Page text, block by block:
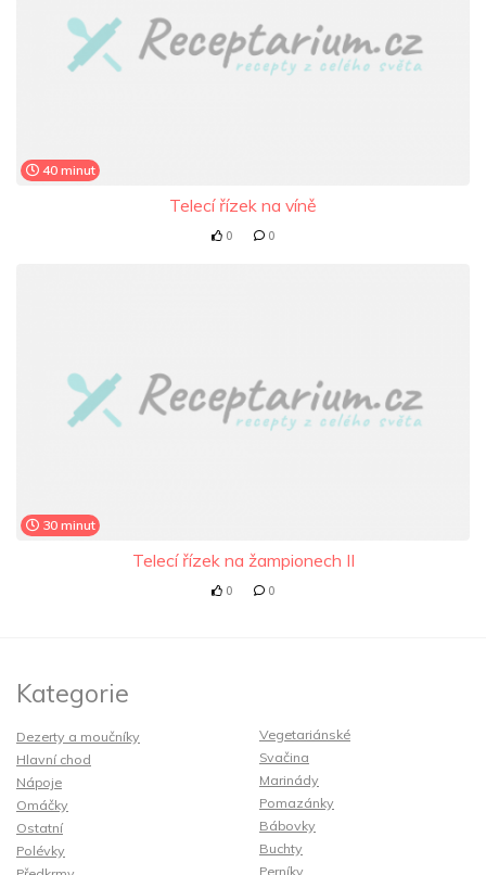
40 minut
Telecí řízek na víně
0 0
30 minut
Telecí řízek na žampionech II
0 0
Kategorie
Dezerty a moučníky
Hlavní chod
Nápoje
Omáčky
Ostatní
Polévky
Vegetariánské
Svačina
Marinády
Pomazánky
Bábovky
Buchty
Perníky